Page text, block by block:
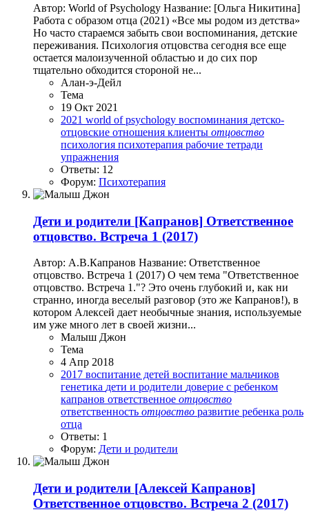
Автор: World of Psychology Название: [Ольга Никитина]
Работа с образом отца (2021) «Все мы родом из детства»
Но часто стараемся забыть свои воспоминания, детские
переживания. Психология отцовства сегодня все еще
остается малоизученной областью и до сих пор
тщательно обходится стороной не...
Алан-э-Дейл
Тема
19 Окт 2021
2021 world of psychology воспоминания детско-
отцовские отношения клиенты отцовство
психология психотерапия рабочие тетради
упражнения
Ответы: 12
Форум: Психотерапия
Дети и родители [Капранов] Ответственное
отцовство. Встреча 1 (2017)
Автор: А.В.Капранов Название: Ответственное
отцовство. Встреча 1 (2017) О чем тема "Ответственное
отцовство. Встреча 1."? Это очень глубокий и, как ни
странно, иногда веселый разговор (это же Капранов!), в
котором Алексей дает необычные знания, используемые
им уже много лет в своей жизни...
Малыш Джон
Тема
4 Апр 2018
2017 воспитание детей воспитание мальчиков
генетика дети и родители доверие с ребенком
капранов ответственное отцовство
ответственность отцовство развитие ребенка роль
отца
Ответы: 1
Форум: Дети и родители
Дети и родители [Алексей Капранов]
Ответственное отцовство. Встреча 2 (2017)